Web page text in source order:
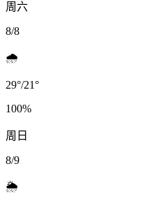
周六
8/8
🌧️
29°/21°
100%
周日
8/9
🌦️